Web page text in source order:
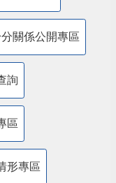
關係公開專區
詢
區
形專區